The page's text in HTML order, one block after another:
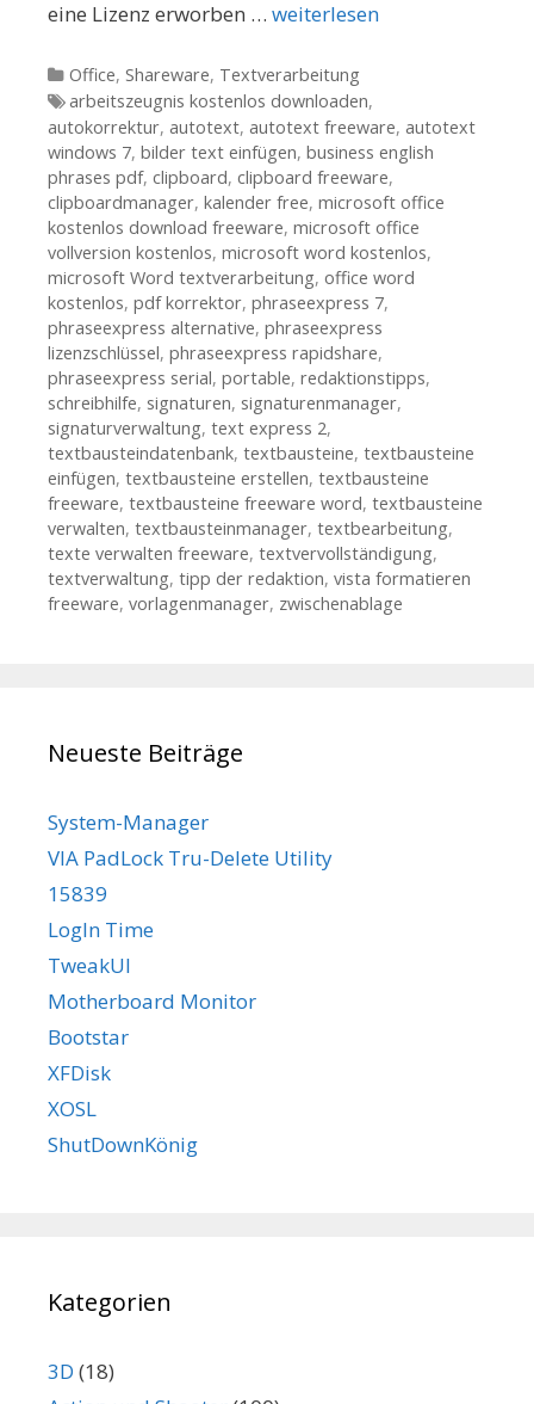
eine Lizenz erworben … weiterlesen
Kategorien
Office, Shareware, Textverarbeitung
Tags
arbeitszeugnis kostenlos downloaden,
autokorrektur, autotext, autotext freeware, autotext
windows 7, bilder text einfügen, business english
phrases pdf, clipboard, clipboard freeware,
clipboardmanager, kalender free, microsoft office
kostenlos download freeware, microsoft office
vollversion kostenlos, microsoft word kostenlos,
microsoft Word textverarbeitung, office word
kostenlos, pdf korrektor, phraseexpress 7,
phraseexpress alternative, phraseexpress
lizenzschlüssel, phraseexpress rapidshare,
phraseexpress serial, portable, redaktionstipps,
schreibhilfe, signaturen, signaturenmanager,
signaturverwaltung, text express 2,
textbausteindatenbank, textbausteine, textbausteine
einfügen, textbausteine erstellen, textbausteine
freeware, textbausteine freeware word, textbausteine
verwalten, textbausteinmanager, textbearbeitung,
texte verwalten freeware, textvervollständigung,
textverwaltung, tipp der redaktion, vista formatieren
freeware, vorlagenmanager, zwischenablage
Neueste Beiträge
System-Manager
VIA PadLock Tru-Delete Utility
15839
LogIn Time
TweakUI
Motherboard Monitor
Bootstar
XFDisk
XOSL
ShutDownKönig
Kategorien
3D (18)